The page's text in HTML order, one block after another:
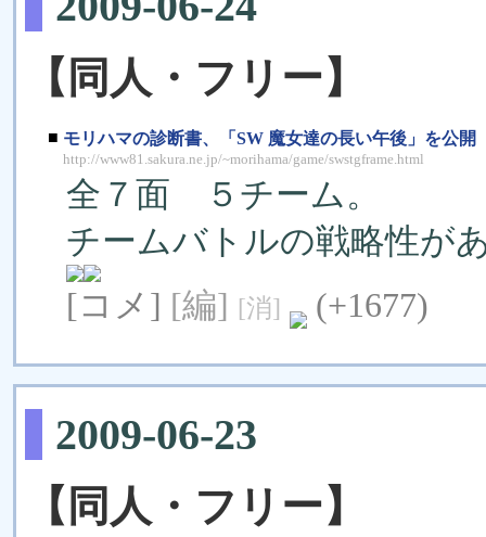
【同人・フリー】
■ モリハマの診断書、「SW 魔女達の長い午後」を公開
http://www81.sakura.ne.jp/~morihama/game/swstgframe.html
全７面 ５チーム。
チームバトルの戦略性が
[コメ] [編] [消] (+1677)
2009-06-23
【同人・フリー】